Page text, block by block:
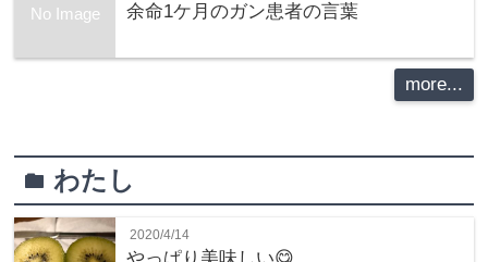
No Image 余命1ケ月のガン患者の言葉
more...
folderわたし
2020/4/14